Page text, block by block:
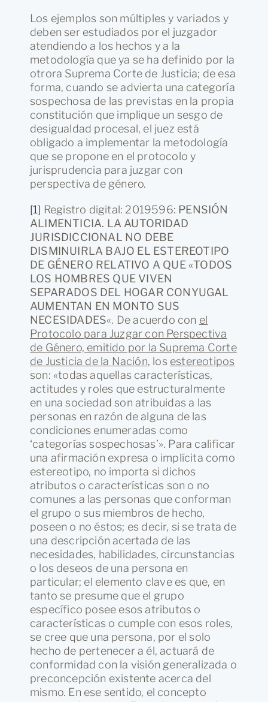
Los ejemplos son múltiples y variados y
deben ser estudiados por el juzgador
atendiendo a los hechos y a la
metodología que ya se ha definido por la
otrora Suprema Corte de Justicia; de esa
forma, cuando se advierta una categoría
sospechosa de las previstas en la propia
constitución que implique un sesgo de
desigualdad procesal, el juez está
obligado a implementar la metodología
que se propone en el protocolo y
jurisprudencia para juzgar con
perspectiva de género.
[1] Registro digital: 2019596: PENSIÓN
ALIMENTICIA. LA AUTORIDAD
JURISDICCIONAL NO DEBE
DISMINUIRLA BAJO EL ESTEREOTIPO
DE GÉNERO RELATIVO A QUE «TODOS
LOS HOMBRES QUE VIVEN
SEPARADOS DEL HOGAR CONYUGAL
AUMENTAN EN MONTO SUS
NECESIDADES«. De acuerdo con el
Protocolo para Juzgar con Perspectiva
de Género, emitido por la Suprema Corte
de Justicia de la Nación, los estereotipos
son: «todas aquellas características,
actitudes y roles que estructuralmente
en una sociedad son atribuidas a las
personas en razón de alguna de las
condiciones enumeradas como
‘categorías sospechosas’». Para calificar
una afirmación expresa o implícita como
estereotipo, no importa si dichos
atributos o características son o no
comunes a las personas que conforman
el grupo o sus miembros de hecho,
poseen o no éstos; es decir, si se trata de
una descripción acertada de las
necesidades, habilidades, circunstancias
o los deseos de una persona en
particular; el elemento clave es que, en
tanto se presume que el grupo
específico posee esos atributos o
características o cumple con esos roles,
se cree que una persona, por el solo
hecho de pertenecer a él, actuará de
conformidad con la visión generalizada o
preconcepción existente acerca del
mismo. En ese sentido, el concepto